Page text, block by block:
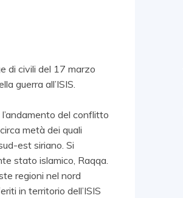
di civili del 17 marzo
guerra all’ISIS.
del conflitto
metà dei quali
est siriano. Si
stato islamico, Raqqa.
regioni nel nord
in territorio dell’ISIS